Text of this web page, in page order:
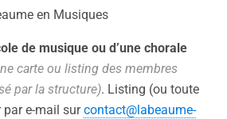
en Musiques
de musique ou d’une chorale
carte ou listing des membres
par la structure). Listing (ou toute
par e-mail surcontact@labeaume-